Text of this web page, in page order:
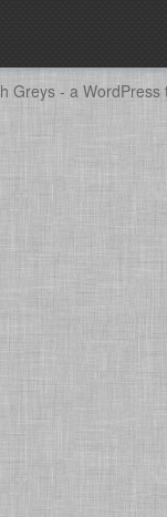
Greys - aWordPress